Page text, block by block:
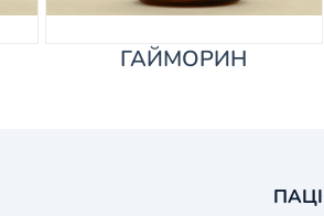
ГАЙМОРИН